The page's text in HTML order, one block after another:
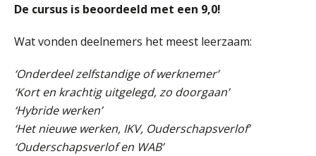
De cursus is beoordeeld met een 9,0!
Wat vonden deelnemers het meest leerzaam:
‘Onderdeel zelfstandige of werknemer’
‘Kort en krachtig uitgelegd, zo doorgaan’
‘Hybride werken’
‘Het nieuwe werken, IKV, Ouderschapsverlof’
‘Ouderschapsverlof en WAB’